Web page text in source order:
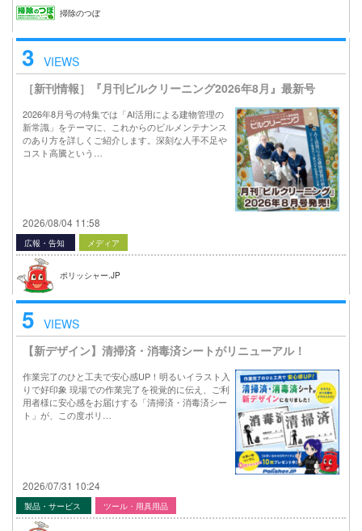
掃除のつぼ
3 VIEWS
［新刊情報］『月刊ビルクリーニング2026年8月』最新号
2026年8月号の特集では「AI活用による建物管理の
新常識」をテーマに、これからのビルメンテナンス
のあり方を詳しくご紹介します。深刻な人手不足や
コスト高騰という…
2026/08/04 11:58
広報・告知 メディア
ポリッシャー.JP
5 VIEWS
【新デザイン】清掃済・消毒済シートがリニューアル！
作業完了のひと工夫で安心感UP！明るいイラスト入
りで好印象 現場での作業完了を視覚的に伝え、ご利
用者様に安心感をお届けする「清掃済・消毒済シー
ト」が、この度ポリ…
2026/07/31 10:24
製品・サービス ツール・用具用品